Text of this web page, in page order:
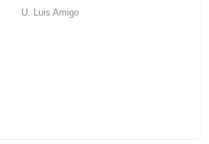
U. Luis Amigo